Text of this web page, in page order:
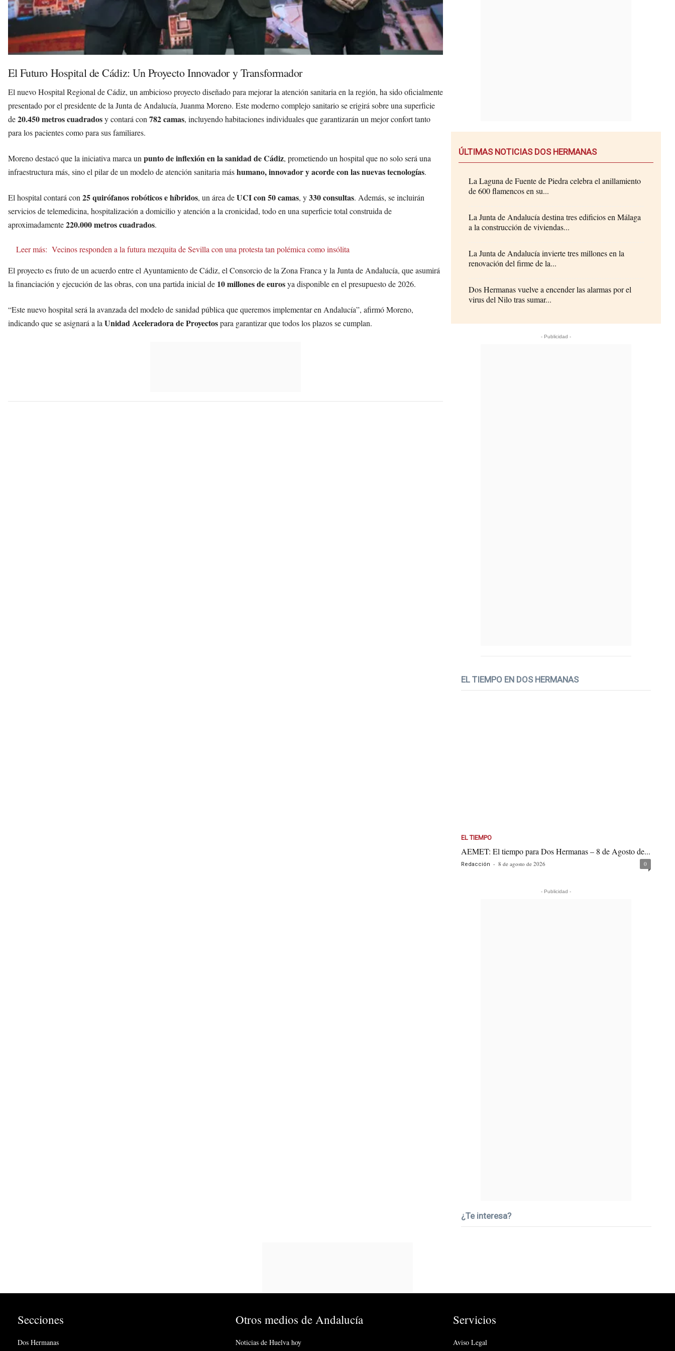
El Futuro Hospital de Cádiz: Un Proyecto Innovador y Transformador
El nuevo Hospital Regional de Cádiz, un ambicioso proyecto diseñado para mejorar la atención sanitaria en la región, ha sido oficialmente
presentado por el presidente de la Junta de Andalucía, Juanma Moreno. Este moderno complejo sanitario se erigirá sobre una superficie
de20.450 metros cuadradosy contará con782 camas, incluyendo habitaciones individuales que garantizarán un mejor confort tanto
para los pacientes como para sus familiares.
Moreno destacó que la iniciativa marca unpunto de inflexión en la sanidad de Cádiz, prometiendo un hospital que no solo será una
infraestructura más, sino el pilar de un modelo de atención sanitaria máshumano, innovador y acorde con las nuevas tecnologías.
El hospital contará con25 quirófanos robóticos e híbridos, un área deUCI con 50 camas, y330 consultas. Además, se incluirán
servicios de telemedicina, hospitalización a domicilio y atención a la cronicidad, todo en una superficie total construida de
aproximadamente220.000 metros cuadrados.
Leer más: Vecinos responden a la futura mezquita de Sevilla con una protesta tan polémica como insólita
El proyecto es fruto de un acuerdo entre el Ayuntamiento de Cádiz, el Consorcio de la Zona Franca y la Junta de Andalucía, que asumirá
la financiación y ejecución de las obras, con una partida inicial de 10 millones de eurosya disponible en el presupuesto de 2026.
“Este nuevo hospital será la avanzada del modelo de sanidad pública que queremos implementar en Andalucía”, afirmó Moreno,
indicando que se asignará a laUnidad Aceleradora de Proyectospara garantizar que todos los plazos se cumplan.
ÚLTIMAS NOTICIAS DOS HERMANAS
La Laguna de Fuente de Piedra celebra el anillamiento
de 600 flamencos en su...
La Junta de Andalucía destina tres edificios en Málaga
a la construcción de viviendas...
La Junta de Andalucía invierte tres millones en la
renovación del firme de la...
Dos Hermanas vuelve a encender las alarmas por el
virus del Nilo tras sumar...
- Publicidad -
EL TIEMPO EN DOS HERMANAS
EL TIEMPO
AEMET: El tiempo para Dos Hermanas – 8 de Agosto de...
Redacción - 8 de agosto de 2026 0
- Publicidad -
¿Te interesa?
Secciones
Dos Hermanas
Otros medios de Andalucía
Noticias de Huelva hoy
Servicios
Aviso Legal